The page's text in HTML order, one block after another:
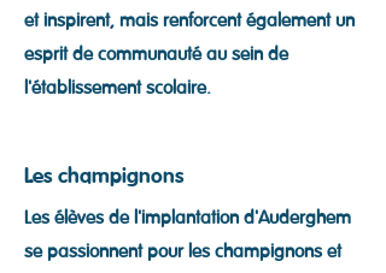
et inspirent, mais renforcent également un
esprit de communauté au sein de
l'établissement scolaire.
Les champignons
Les élèves de l'implantation d'Auderghem
se passionnent pour les champignons et